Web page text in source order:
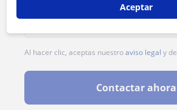
Al hacer clic, aceptas nuestroaviso legal y de
Contactar ahora
Aceptar